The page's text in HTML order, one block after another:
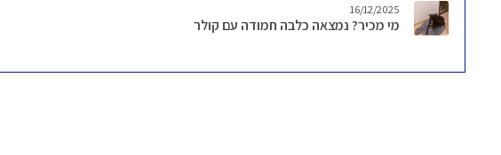
16/12/2025
מי מכיר? נמצאה כלבה חמודה עם קולר